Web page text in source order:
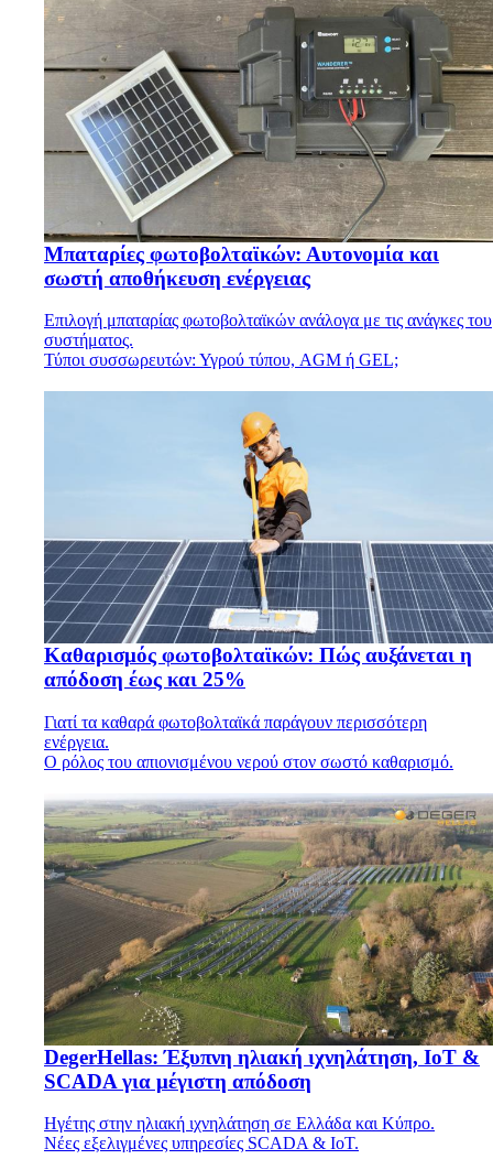
Μπαταρίες φωτοβολταϊκών: Αυτονομία και
σωστή αποθήκευση ενέργειας
Επιλογή μπαταρίας φωτοβολταϊκών ανάλογα με τις ανάγκες του
συστήματος.
Τύποι συσσωρευτών: Υγρού τύπου, AGM ή GEL;
Καθαρισμός φωτοβολταϊκών: Πώς αυξάνεται η
απόδοση έως και 25%
Γιατί τα καθαρά φωτοβολταϊκά παράγουν περισσότερη
ενέργεια.
Ο ρόλος του απιονισμένου νερού στον σωστό καθαρισμό.
DegerHellas: Έξυπνη ηλιακή ιχνηλάτηση, IoT &
SCADA για μέγιστη απόδοση
Ηγέτης στην ηλιακή ιχνηλάτηση σε Ελλάδα και Κύπρο.
Νέες εξελιγμένες υπηρεσίες SCADA & IoT.